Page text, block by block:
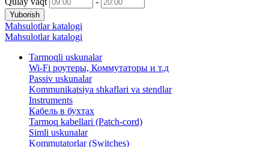
Yuborish
Mahsulotlar katalogi
Mahsulotlar katalogi
Tarmoqli uskunalar
Wi-Fi роутеры, Коммутаторы и т.д
Passiv uskunalar
Kommunikatsiya shkaflari va stendlar
Instruments
Кабель в бухтах
Tarmoq kabellari (Patch-cord)
Simli uskunalar
Kommutatorlar (Switches)